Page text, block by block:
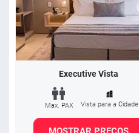
Executive Vista
Max. PAX Vista para a Cidade